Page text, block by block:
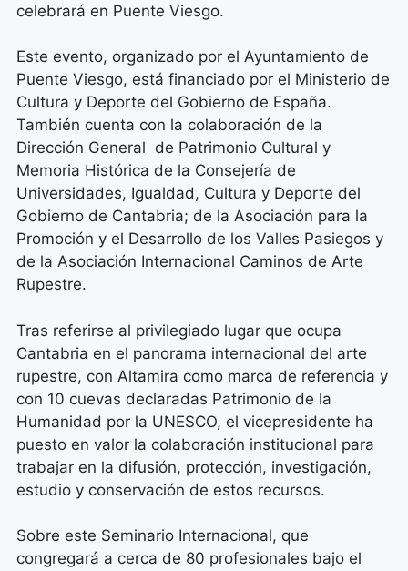
celebrará en Puente Viesgo.
Este evento, organizado por el Ayuntamiento de
Puente Viesgo, está financiado por el Ministerio de
Cultura y Deporte del Gobierno de España.
También cuenta con la colaboración de la
Dirección General de Patrimonio Cultural y
Memoria Histórica de la Consejería de
Universidades, Igualdad, Cultura y Deporte del
Gobierno de Cantabria; de la Asociación para la
Promoción y el Desarrollo de los Valles Pasiegos y
de la Asociación Internacional Caminos de Arte
Rupestre.
Tras referirse al privilegiado lugar que ocupa
Cantabria en el panorama internacional del arte
rupestre, con Altamira como marca de referencia y
con 10 cuevas declaradas Patrimonio de la
Humanidad por la UNESCO, el vicepresidente ha
puesto en valor la colaboración institucional para
trabajar en la difusión, protección, investigación,
estudio y conservación de estos recursos.
Sobre este Seminario Internacional, que
congregará a cerca de 80 profesionales bajo el